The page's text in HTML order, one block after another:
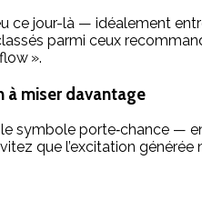
ce jour-là — idéalement
parmi ceux
».
miser davantage
porte‑chance —
que l’excitation